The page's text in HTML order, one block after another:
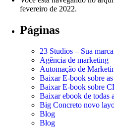
fevereiro de 2022.
Páginas
23 Studios – Sua
Agência de marketing
Automação de
Baixar E-book sobre
Baixar E-book sobre
Baixar ebook de todas
Big Concreto novo
Blog
Blog